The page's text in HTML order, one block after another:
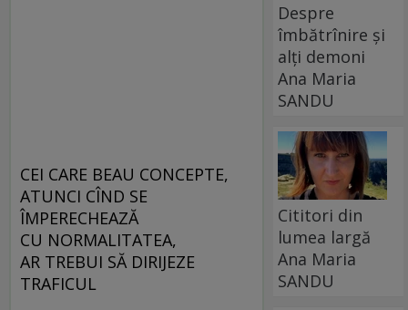
CEI CARE BEAU CONCEPTE,
ATUNCI CÎND SE
ÎMPERECHEAZĂ
CU NORMALITATEA,
AR TREBUI SĂ DIRIJEZE
TRAFICUL
Despre
îmbătrînire și
alți demoni
Ana Maria
SANDU
Cititori din
lumea largă
Ana Maria
SANDU